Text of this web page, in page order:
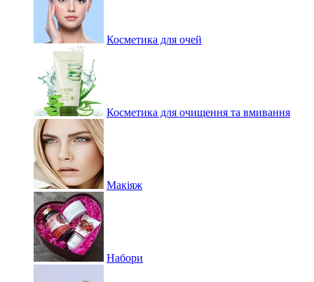
Косметика для очей
Косметика для очищення та вмивання
Макіяж
Набори